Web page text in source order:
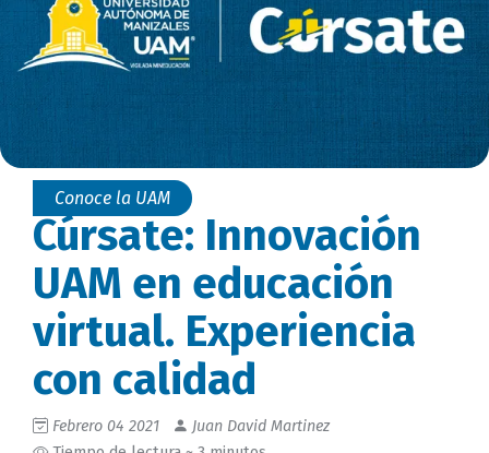
Conoce la UAM
Cúrsate: Innovación
UAM en educación
virtual. Experiencia
con calidad
Febrero 04 2021
Juan David Martinez